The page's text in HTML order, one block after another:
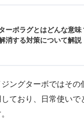
ーボラグとはどんな意味
消する対策について解説
ングターボではその
ており、日常使いで